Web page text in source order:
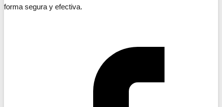
forma segura y efectiva.